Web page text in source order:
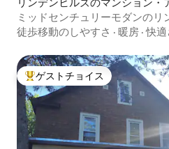
ミッドセンチュリーモダンのリ
ック
徒歩移動のしやすさ · 暖房 ·快適
大好評のゲストチョイスです。
ゲストチョイス